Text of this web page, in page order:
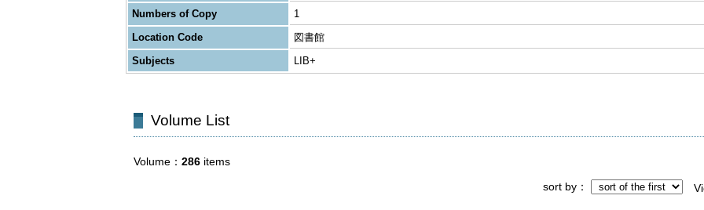
Numbers of Copy
1
Location Code
図書館
Subjects
LIB+
Volume List
Volume 286 items
sort by